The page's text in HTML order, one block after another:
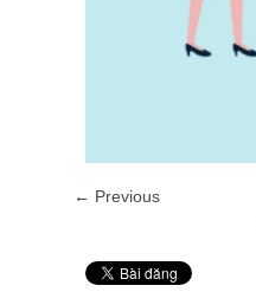
← Previous